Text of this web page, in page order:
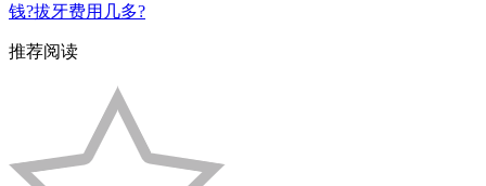
钱?拔牙费用几多?
推荐阅读